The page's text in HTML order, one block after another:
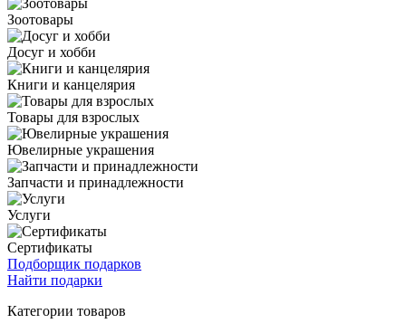
Зоотовары
Досуг и хобби
Книги и канцелярия
Товары для взрослых
Ювелирные украшения
Запчасти и принадлежности
Услуги
Сертификаты
Подборщик подарков
Найти подарки
Категории товаров